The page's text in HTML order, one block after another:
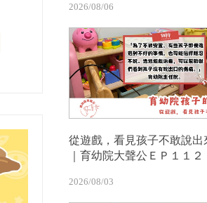
2026/08/06
從遊戲，看見孩子不敢說出
｜育幼院大聲公ＥＰ１１２
2026/08/03